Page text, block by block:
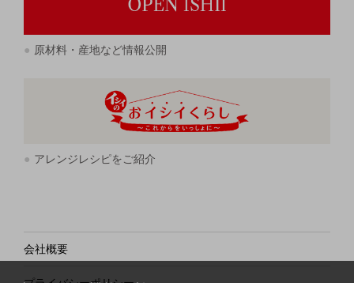
原材料・産地など情報公開
アレンジレシピをご紹介
会社概要